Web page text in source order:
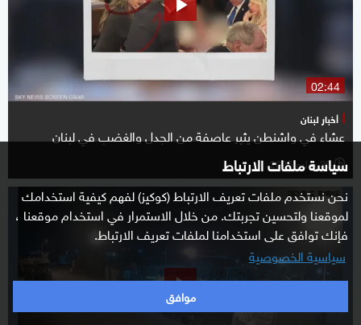
سياسة ملفات الارتباط
نحن نستخدم ملفات تعريف الارتباط (كوكيز) لفهم كيفية استخدامك
لموقعنا ولتحسين تجربتك. من خلال الاستمرار في استخدام موقعنا ،
فإنك توافق على استخدامنا لملفات تعريف الارتباط.
سياسية الخصوصية
موافق
02:44
أخبار لبنان
عشاء في واشنطن يثير عاصفة من الجدل والغضب في لبنان
l 30 يوليو 2026